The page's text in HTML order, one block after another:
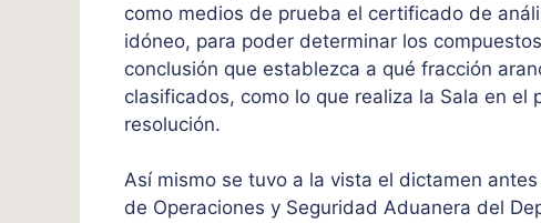
como medios de prueba el certificado de
idóneo, para poder determinar los
conclusión que establezca a qué fracción
clasificados, como lo que realiza la Sala en
resolución.
Así mismo se tuvo a la vista el dictamen
de Operaciones y Seguridad Aduanera del